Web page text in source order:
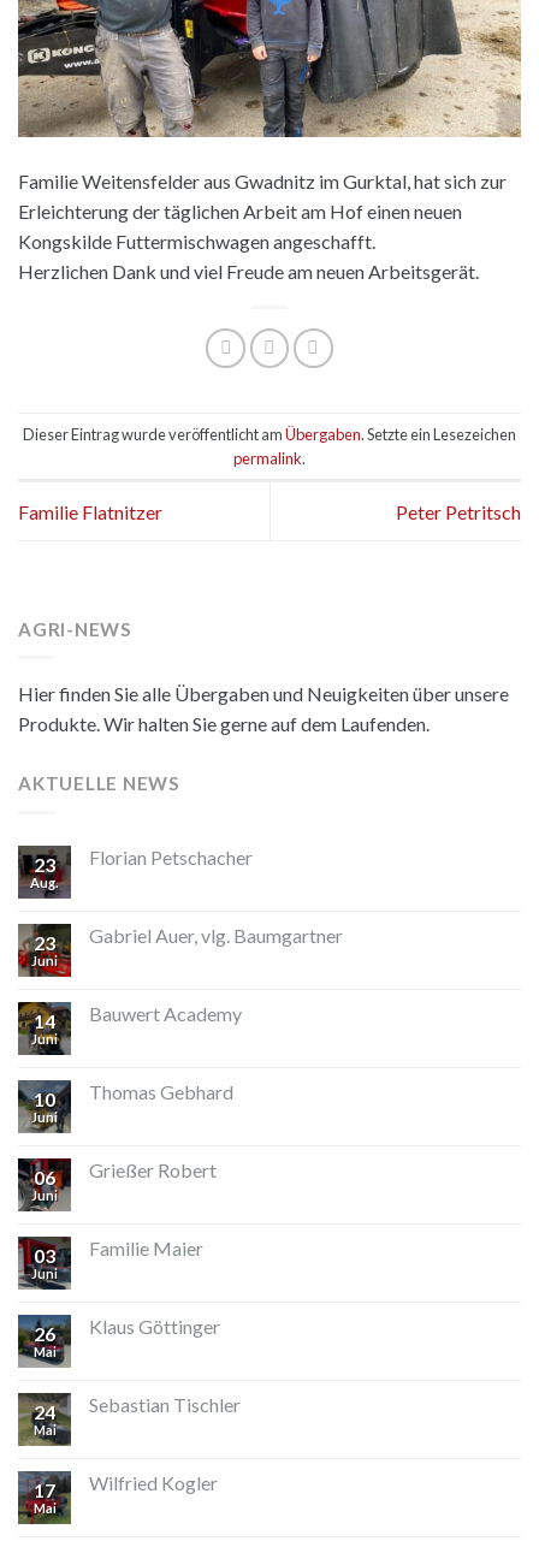
Familie Weitensfelder aus Gwadnitz im Gurktal, hat sich zur
Erleichterung der täglichen Arbeit am Hof einen neuen
Kongskilde Futtermischwagen angeschafft.
Herzlichen Dank und viel Freude am neuen Arbeitsgerät.
Dieser Eintrag wurde veröffentlicht amÜbergaben. Setzte ein Lesezeichen
permalink.
Familie Flatnitzer Peter Petritsch
AGRI-NEWS
Hier finden Sie alle Übergaben und Neuigkeiten über unsere
Produkte. Wir halten Sie gerne auf dem Laufenden.
AKTUELLE NEWS
23
Aug.
Florian Petschacher
23
Juni
Gabriel Auer, vlg. Baumgartner
14
Juni
Bauwert Academy
10
Juni
Thomas Gebhard
06
Juni
Grießer Robert
03
Juni
Familie Maier
26
Mai
Klaus Göttinger
24
Mai
Sebastian Tischler
17
Mai
Wilfried Kogler